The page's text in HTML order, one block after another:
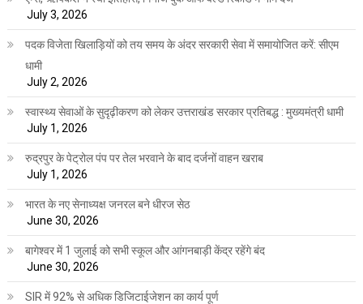
July 3, 2026
पदक विजेता खिलाड़ियों को तय समय के अंदर सरकारी सेवा में समायोजित करें: सीएम
धामी
July 2, 2026
स्वास्थ्य सेवाओं के सुदृढ़ीकरण को लेकर उत्तराखंड सरकार प्रतिबद्ध : मुख्यमंत्री धामी
July 1, 2026
रुद्रपुर के पेट्रोल पंप पर तेल भरवाने के बाद दर्जनों वाहन खराब
July 1, 2026
भारत के नए सेनाध्यक्ष जनरल बने धीरज सेठ
June 30, 2026
बागेश्वर में 1 जुलाई को सभी स्कूल और आंगनबाड़ी केंद्र रहेंगे बंद
June 30, 2026
SIR में 92% से अधिक डिजिटाईजेशन का कार्य पूर्ण